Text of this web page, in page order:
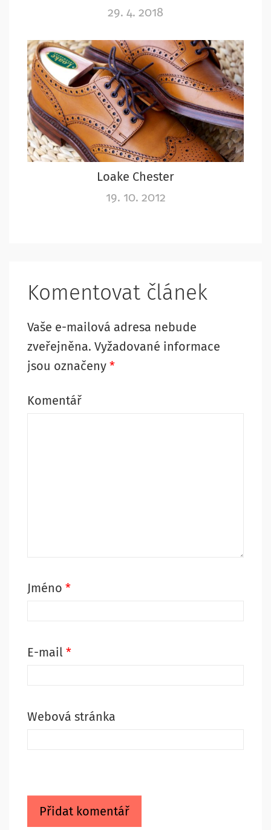
29. 4. 2018
Loake Chester
19. 10. 2012
Komentovat článek
Vaše e-mailová adresa nebude
zveřejněna. Vyžadované informace
jsou označeny *
Komentář
Jméno *
E-mail *
Webová stránka